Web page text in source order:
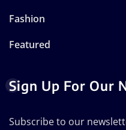
Fashion
Featured
Sign Up For Our
Subscribe to our